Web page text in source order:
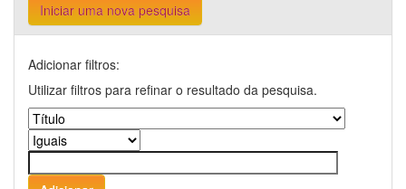
Iniciar uma nova pesquisa
Adicionar filtros:
Utilizar filtros para refinar o resultado da pesquisa.